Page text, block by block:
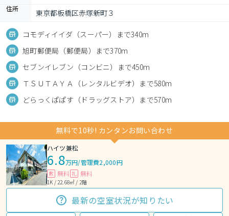
住所 東京都板橋区赤塚新町３
コモディイイダ（スーパー）まで340m
旭町郵便局（郵便局）まで370m
セブンイレブン（コンビニ）まで450m
ＴＳＵＴＡＹＡ（レンタルビデオ）まで580m
どらっくぱぱす（ドラッグストア）まで570m
無料で10秒! カンタンお問い合わせ
ハイツ兼松
6.8万円/管理費2,000円
敷 無料 礼 無料
1K / 22.68㎡ / 2階
最新の空室状況が知りたい